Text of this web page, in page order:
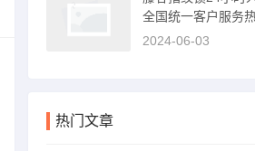
全国统一客户服务热
灶售后电话是多少
2024-06-03
热门文章